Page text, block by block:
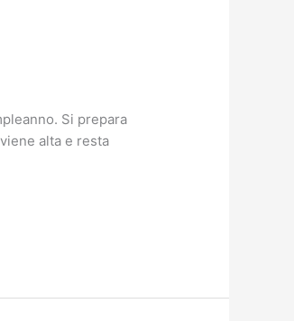
Si prepara
alta e resta